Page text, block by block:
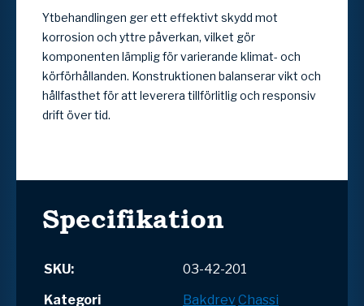
Ytbehandlingen ger ett effektivt skydd mot
korrosion och yttre påverkan, vilket gör
komponenten lämplig för varierande klimat- och
körförhållanden. Konstruktionen balanserar vikt och
hållfasthet för att leverera tillförlitlig och responsiv
drift över tid.
Specifikation
SKU:
03-42-201
Kategori
BakdrevChassi